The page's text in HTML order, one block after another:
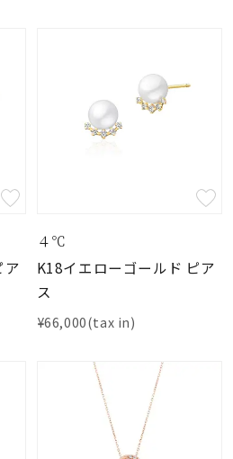
～
ア
４℃
K18イエローゴールド ピア
ス
¥66,000(tax in)